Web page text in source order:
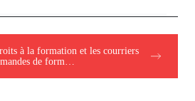
à la formation et les courriers
de form…